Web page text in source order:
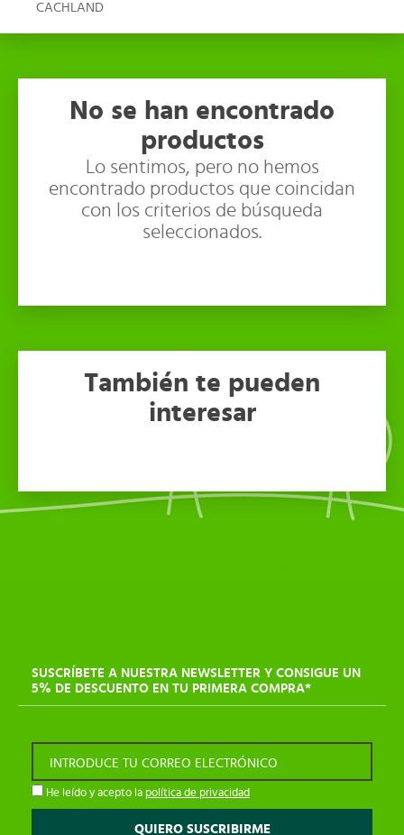
CACHLAND
No se han encontrado
productos
Lo sentimos, pero no hemos
encontrado productos que coincidan
con los criterios de búsqueda
seleccionados.
También te pueden
interesar
SUSCRÍBETE A NUESTRA NEWSLETTER Y CONSIGUE UN
5% DE DESCUENTO EN TU PRIMERA COMPRA*
INTRODUCE TU CORREO ELECTRÓNICO
He leído y acepto la política de privacidad